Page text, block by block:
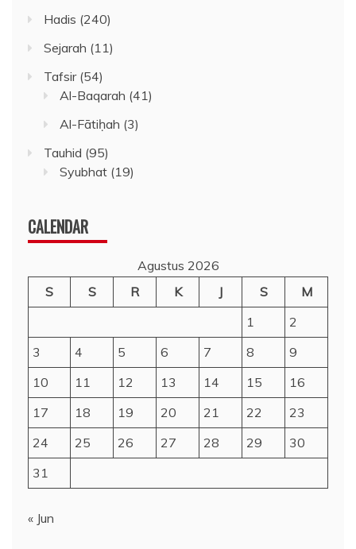
Hadis (240)
Sejarah (11)
Tafsir(54)
Al-Baqarah (41)
Al-Fātiḥah (3)
Tauhid (95)
Syubhat (19)
CALENDAR
Agustus 2026
S
S R K J S
M
1
2
3
4 5 6 7 8
9
10
11 12 13 14 15
16
17
18 19 20 21 22
23
24
25 26 27 28 29
30
31
« Jun